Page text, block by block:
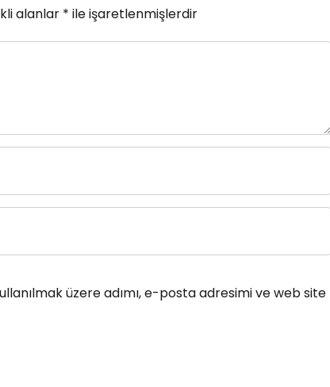
alanlar * ile işaretlenmişlerdir
üzere adımı, e-posta adresimi ve web site